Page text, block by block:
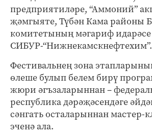
предприятиләре, “Аммоний”
җәмгыяте, Түбән Кама районы
комитетының мәгариф
СИБУР-“Нижнекамскнефтехим”.
Фестивальнең зона
өлеше булып белем бирү
жюри әгъзаларыннан –
республика дәрәҗәсендәге
сәнгать осталарыннан мастер-
эченә ала.